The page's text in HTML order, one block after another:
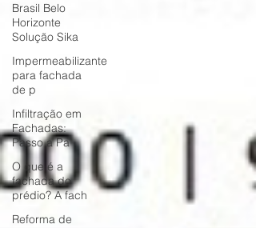
Brasil Belo
Horizonte
Solução Sika
Impermeabilizante
para fachada
de p
Infiltração em
Fachadas:
Passo a Pa
O que é a
fachada do
prédio? A fach
Reforma de